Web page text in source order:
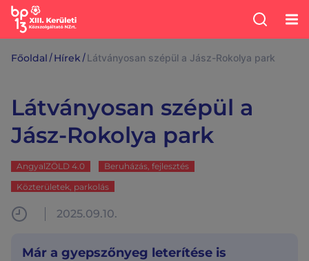
Főoldal /Hírek /Látványosan szépül a Jász-Rokolya park
Látványosan szépül a
Jász-Rokolya park
AngyalZÖLD 4.0
Beruházás, fejlesztés
Közterületek, parkolás
2025.09.10.
Már a gyepszőnyeg leterítése is